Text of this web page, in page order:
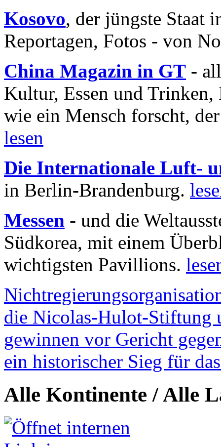
Kosovo, der jüngste Staat
Reportagen, Fotos - von
China Magazin in GT -
Kultur, Essen und
wie ein Mensch forscht,
lesen
Die Internationale Luft-
in Berlin-Brandenburg.
Messen - und die
Südkorea, mit einem
wichtigsten Pavillions.
die Nicolas-Hulot-Stiftung
gewinnen vor Gericht
ein historischer Sieg für
Alle Kontinente / Alle